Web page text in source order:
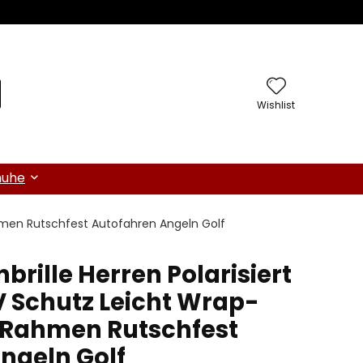
Wishlist
Rutschfest Autofahren Angeln Golf
Herren Polarisiert
Schutz Leicht Wrap-
Rutschfest